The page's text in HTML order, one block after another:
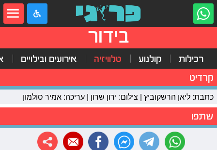
בידור
רכילות קולנוע טלוויזיה אירועים ובילויים
קרדיט
כתבת: ליאן הרשקוביץ | צילום: ירון שרון | עריכה: אמיר סולמון
שתפו